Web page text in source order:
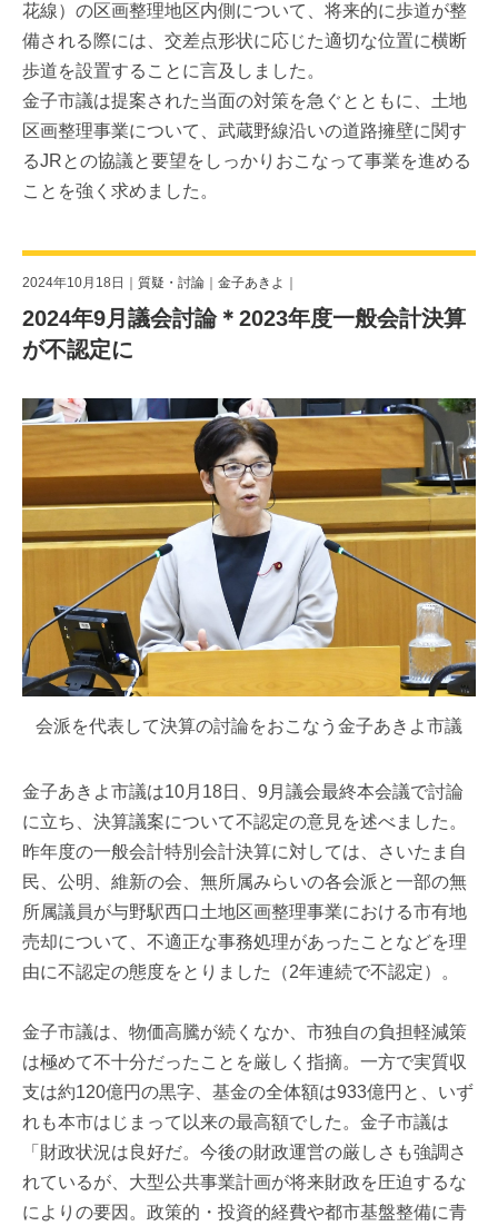
花線）の区画整理地区内側について、将来的に歩道が整
備される際には、交差点形状に応じた適切な位置に横断
歩道を設置することに言及しました。
金子市議は提案された当面の対策を急ぐとともに、土地
区画整理事業について、武蔵野線沿いの道路擁壁に関す
るJRとの協議と要望をしっかりおこなって事業を進める
ことを強く求めました。
2024年10月18日｜ 質疑・討論 金子あきよ
2024年9月議会討論＊2023年度一般会計決算
が不認定に
会派を代表して決算の討論をおこなう金子あきよ市議
金子あきよ市議は10月18日、9月議会最終本会議で討論
に立ち、決算議案について不認定の意見を述べました。
昨年度の一般会計特別会計決算に対しては、さいたま自
民、公明、維新の会、無所属みらいの各会派と一部の無
所属議員が与野駅西口土地区画整理事業における市有地
売却について、不適正な事務処理があったことなどを理
由に不認定の態度をとりました（2年連続で不認定）。
金子市議は、物価高騰が続くなか、市独自の負担軽減策
は極めて不十分だったことを厳しく指摘。一方で実質収
支は約120億円の黒字、基金の全体額は933億円と、いず
れも本市はじまって以来の最高額でした。金子市議は
「財政状況は良好だ。今後の財政運営の厳しさも強調さ
れているが、大型公共事業計画が将来財政を圧迫するな
によりの要因。政策的・投資的経費や都市基盤整備に青